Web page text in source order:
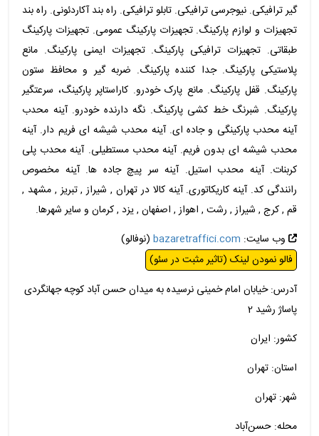
گیر ترافیکی. نیوجرسی ترافیکی. تابلو ترافیکی. راه بند آکاردئونی. راه بند
تجهیزات و لوازم پارکینگ. تجهیزات پارکینگ عمومی. تجهیزات پارکینگ
طبقاتی. تجهیزات ترافیکی پارکینگ. تجهیزات ایمنی پارکینگ. مانع
پلاستیکی پارکینگ. جدا کننده پارکینگ. ضربه گیر و محافظ ستون
پارکینگ. قفل پارکینگ. مانع پارک خودرو. کاراستاپر پارکینگ، سرعتگیر
پارکینگ. شبرنگ خط کشی پارکینگ. نگه دارنده خودرو. آینه محدب
آینه محدب پارکینگی و جاده ای. آینه محدب شیشه ای فریم دار. آینه
محدب شیشه ای بدون فریم. آینه محدب مستطیلی. آینه محدب پلی
کربنات. آینه محدب استیل. آینه سر پیچ جاده ها. آینه مخصوص
رانندگی کد. آینه کاریکاتوری. آینه کالا در تهران , شیراز , تبریز , مشهد ,
قم , کرج , شیراز , رشت , اهواز , اصفهان , یزد , کرمان و سایر شهرها.
وب سایت: bazaretraffici.com (نوفالو)
فالو نمودن لینک (تاثیر مثبت در سئو)
آدرس: خیابان امام خمینی نرسیده به میدان حسن آباد کوچه جهانگردی
پاساژ رشید 2
کشور: ایران
استان: تهران
شهر: تهران
محله: حسن‌آباد